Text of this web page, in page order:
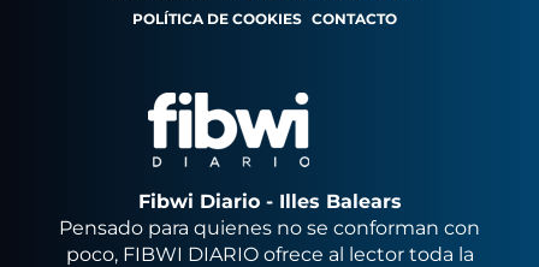
POLÍTICA DE COOKIES CONTACTO
Fibwi Diario - Illes Balears
Pensado para quienes no se conforman con
poco, FIBWI DIARIO ofrece al lector toda la